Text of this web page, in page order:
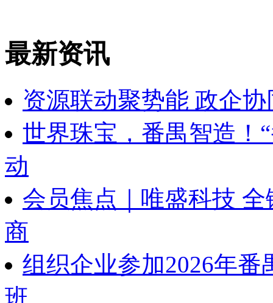
最新资讯
资源联动聚势能 政企
世界珠宝，番禺智造！
动
会员焦点｜唯盛科技
商
组织企业参加2026年
班